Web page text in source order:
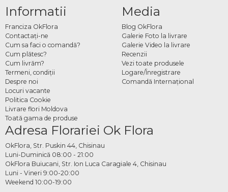
Informatii
Franciza OkFlora
Contactaţi-ne
Cum sa faci o comandă?
Cum plătesc?
Cum livrăm?
Termeni, condiţii
Despre noi
Locuri vacante
Politica Cookie
Livrare flori Moldova
Toată gama de produse
Media
Blog OkFlora
Galerie Foto la livrare
Galerie Video la livrare
Recenzii
Vezi toate produsele
Logare/Înregistrare
Comandă Internațional
Adresa Florariei Ok Flora
OkFlora, Str. Puskin 44, Chisinau
Luni-Duminică 08:00 - 21:00
OkFlora Buiucani, Str. Ion Luca Caragiale 4, Chisinau
Luni - Vineri 9:00-20:00
Weekend 10:00-19:00